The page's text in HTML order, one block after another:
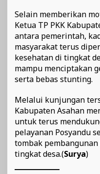
Selain memberikan
Ketua TP PKK
antara pemerintah,
masyarakat terus
kesehatan di tingkat
mampu menciptakan
serta bebas stunting.
Melalui kunjungan
Kabupaten Asahan
untuk terus
pelayanan Posyandu
tombak
tingkat desa.(Surya)